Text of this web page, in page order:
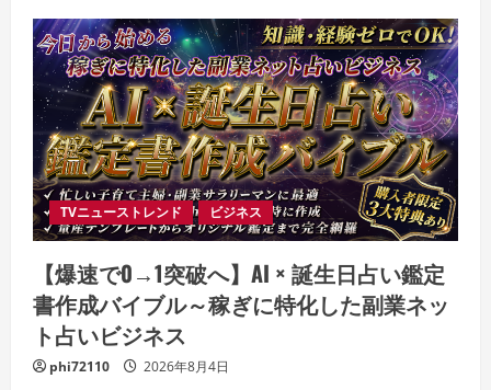
TVニューストレンド ビジネス
【爆速で0→1突破へ】AI × 誕生日占い鑑定
書作成バイブル～稼ぎに特化した副業ネッ
ト占いビジネス
phi72110 2026年8月4日